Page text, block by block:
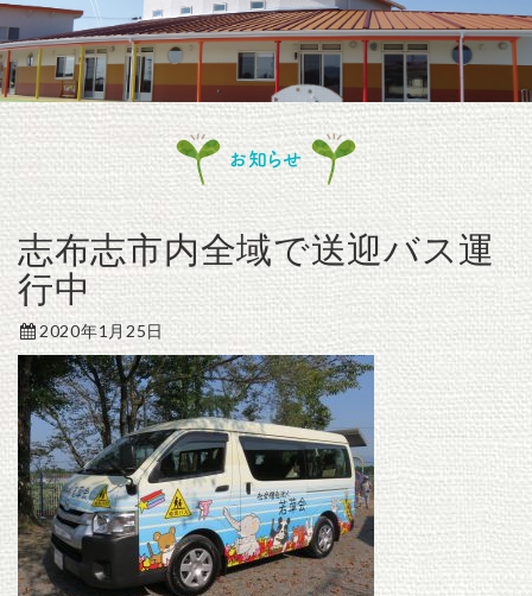
a
t
n
お知らせ
志布志市内全域で送迎バス運
行中
2020年1月25日